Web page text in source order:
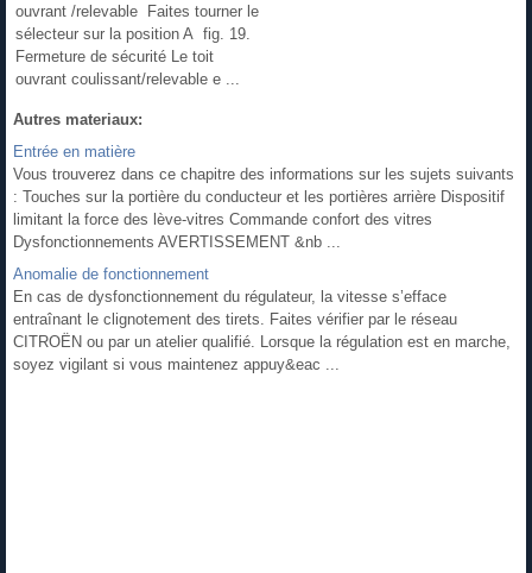
ouvrant /relevable Faites tourner le
sélecteur sur la position A fig. 19.
Fermeture de sécurité Le toit
ouvrant coulissant/relevable e ...
Autres materiaux:
Entrée en matière
Vous trouverez dans ce chapitre des informations sur les sujets suivants
: Touches sur la portière du conducteur et les portières arrière Dispositif
limitant la force des lève-vitres Commande confort des vitres
Dysfonctionnements AVERTISSEMENT &nb ...
Anomalie de fonctionnement
En cas de dysfonctionnement du régulateur, la vitesse s’efface
entraînant le clignotement des tirets. Faites vérifier par le réseau
CITROËN ou par un atelier qualifié. Lorsque la régulation est en marche,
soyez vigilant si vous maintenez appuy&eac ...